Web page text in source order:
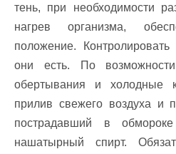
тень, при необходимости
нагрев организма,
положение.
они есть. По
обертывания и холодные
прилив свежего воздуха и
пострадавший в
нашатырный спирт.